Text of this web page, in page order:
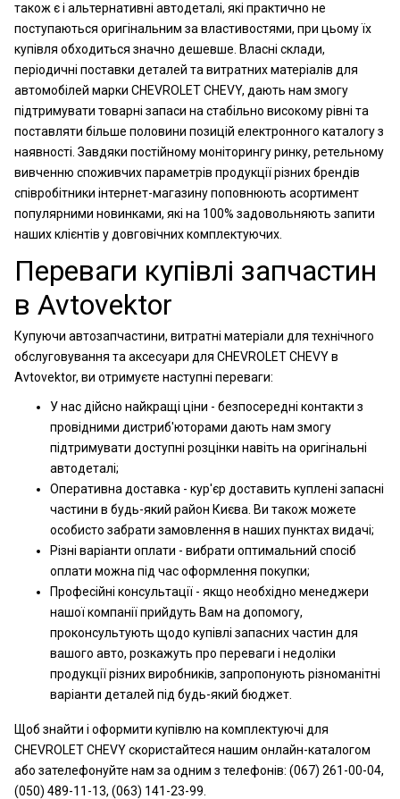
також є і альтернативні автодеталі, які практично не
поступаються оригінальним за властивостями, при цьому їх
купівля обходиться значно дешевше. Власні склади,
періодичні поставки деталей та витратних матеріалів для
автомобілей марки CHEVROLET CHEVY, дають нам змогу
підтримувати товарні запаси на стабільно високому рівні та
поставляти більше половини позицій електронного каталогу з
наявності. Завдяки постійному моніторингу ринку, ретельному
вивченню споживчих параметрів продукції різних брендів
співробітники інтернет-магазину поповнюють асортимент
популярними новинками, які на 100% задовольняють запити
наших клієнтів у довговічних комплектуючих.
Переваги купівлі запчастин
в Avtovektor
Купуючи автозапчастини, витратні матеріали для технічного
обслуговування та аксесуари для CHEVROLET CHEVY в
Avtovektor, ви отримуєте наступні переваги:
У нас дійсно найкращі ціни - безпосередні контакти з
провідними дистриб'юторами дають нам змогу
підтримувати доступні розцінки навіть на оригінальні
автодеталі;
Оперативна доставка - кур'єр доставить куплені запасні
частини в будь-який район Києва. Ви також можете
особисто забрати замовлення в наших пунктах видачі;
Різні варіанти оплати - вибрати оптимальний спосіб
оплати можна під час оформлення покупки;
Професійні консультації - якщо необхідно менеджери
нашої компанії прийдуть Вам на допомогу,
проконсультують щодо купівлі запасних частин для
вашого авто, розкажуть про переваги і недоліки
продукції різних виробників, запропонують різноманітні
варіанти деталей під будь-який бюджет.
Щоб знайти і оформити купівлю на комплектуючі для
CHEVROLET CHEVY скористайтеся нашим онлайн-каталогом
або зателефонуйте нам за одним з телефонів: (067) 261-00-04,
(050) 489-11-13, (063) 141-23-99.